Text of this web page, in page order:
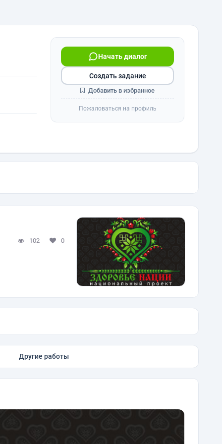
Начать диалог
Создать задание
Добавить в избранное
Пожаловаться на профиль
102 0
Другие работы